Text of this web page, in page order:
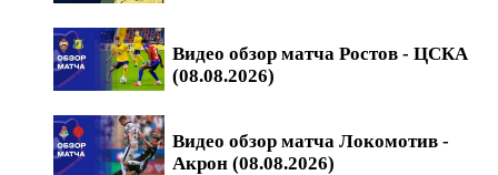
Видео обзор матча Ростов - ЦСКА
(08.08.2026)
Видео обзор матча Локомотив -
Акрон (08.08.2026)